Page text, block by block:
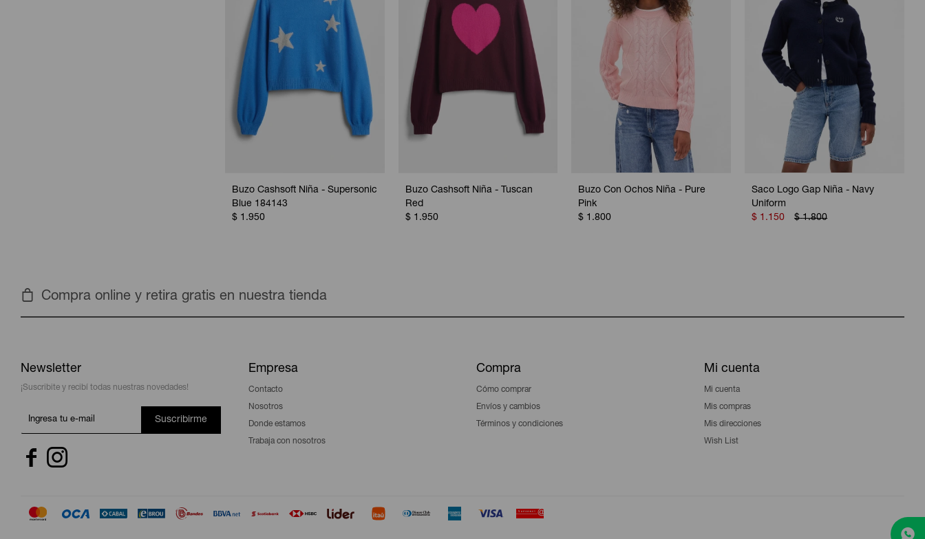
Buzo Cashsoft Niña - Supersonic
Blue 184143
$ 1.950
Buzo Cashsoft Niña - Tuscan
Red
$ 1.950
Buzo Con Ochos Niña - Pure
Pink
$ 1.800
Saco Logo Gap Niña - Navy
Uniform
$ 1.150 $ 1.800
Compra online y retira gratis en nuestra tienda
Newsletter
¡Suscribite y recibí todas nuestras novedades!
Suscribirme
 
Empresa
Contacto
Nosotros
Donde estamos
Trabaja con nosotros
Compra
Cómo comprar
Envíos y cambios
Términos y condiciones
Mi cuenta
Mi cuenta
Mis compras
Mis direcciones
Wish List